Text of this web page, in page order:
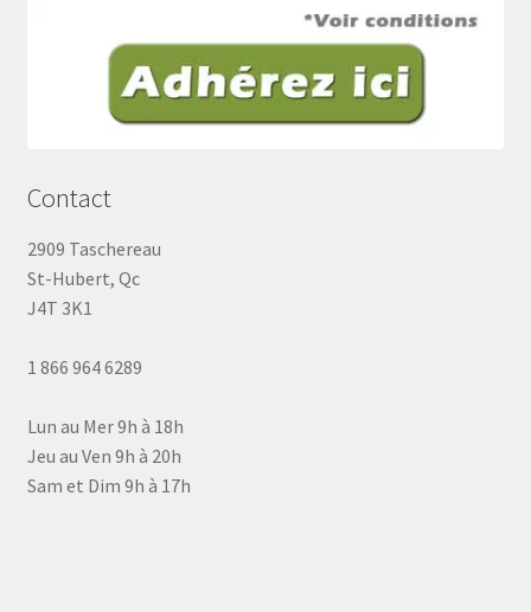
Contact
2909 Taschereau
St-Hubert, Qc
J4T 3K1
1 866 964 6289
Lun au Mer 9h à 18h
Jeu au Ven 9h à 20h
Sam et Dim 9h à 17h